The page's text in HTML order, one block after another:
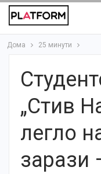
Дома 25 минути
„Стив
легло
зарази